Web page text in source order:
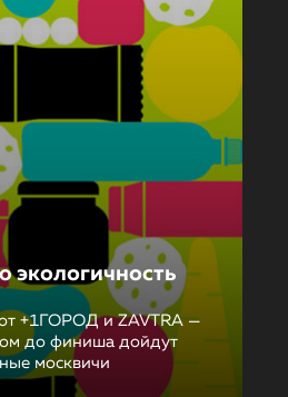
экологичность
+1ГОРОД и ZAVTRA —
до финиша дойдут
москвичи